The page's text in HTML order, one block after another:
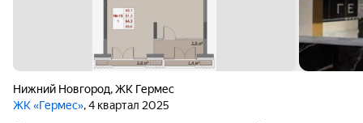
Нижний Новгород,ЖК Гермес
ЖК «Гермес», 4 квартал 2025